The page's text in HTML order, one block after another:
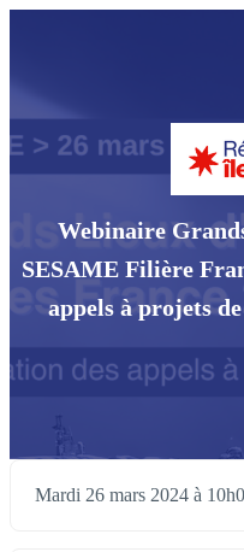
Webinaire
SESAME Filière
appels à projets
Mardi 26 mars 2024 à